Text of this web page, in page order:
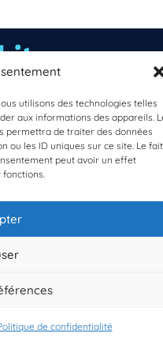
utilisons des technologies telles
aux informations des appareils.
permettra de traiter des données
ou les ID uniques sur ce site. Le fait
peut avoir un effet
de confidentialité
EST UN PROGRAMME DE